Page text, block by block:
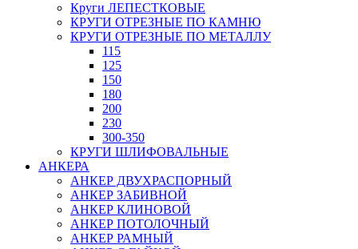
Круги ЛЕПЕСТКОВЫЕ
КРУГИ ОТРЕЗНЫЕ ПО КАМНЮ
КРУГИ ОТРЕЗНЫЕ ПО МЕТАЛЛУ
115
125
150
180
200
230
300-350
КРУГИ ШЛИФОВАЛЬНЫЕ
АНКЕРА
АНКЕР ДВУХРАСПОРНЫЙ
АНКЕР ЗАБИВНОЙ
АНКЕР КЛИНОВОЙ
АНКЕР ПОТОЛОЧНЫЙ
АНКЕР РАМНЫЙ